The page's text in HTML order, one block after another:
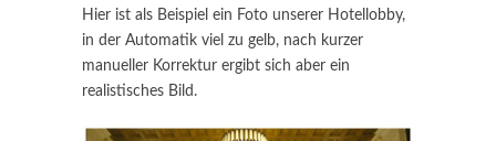
Hier ist als Beispiel ein Foto unserer Hotellobby,
in der Automatik viel zu gelb, nach kurzer
manueller Korrektur ergibt sich aber ein
realistisches Bild.